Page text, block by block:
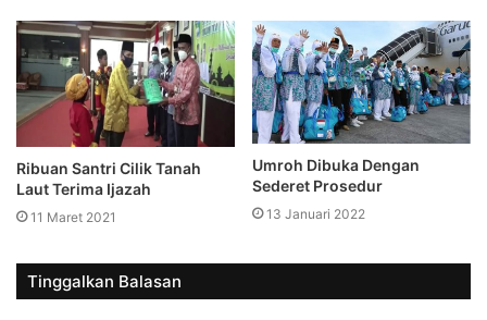
Ribuan Santri Cilik Tanah
Laut Terima Ijazah
11 Maret 2021
Umroh Dibuka Dengan
Sederet Prosedur
13 Januari 2022
Tinggalkan Balasan